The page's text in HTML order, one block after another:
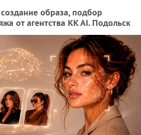
образа, подбор
от агентства KK AI. Подольск